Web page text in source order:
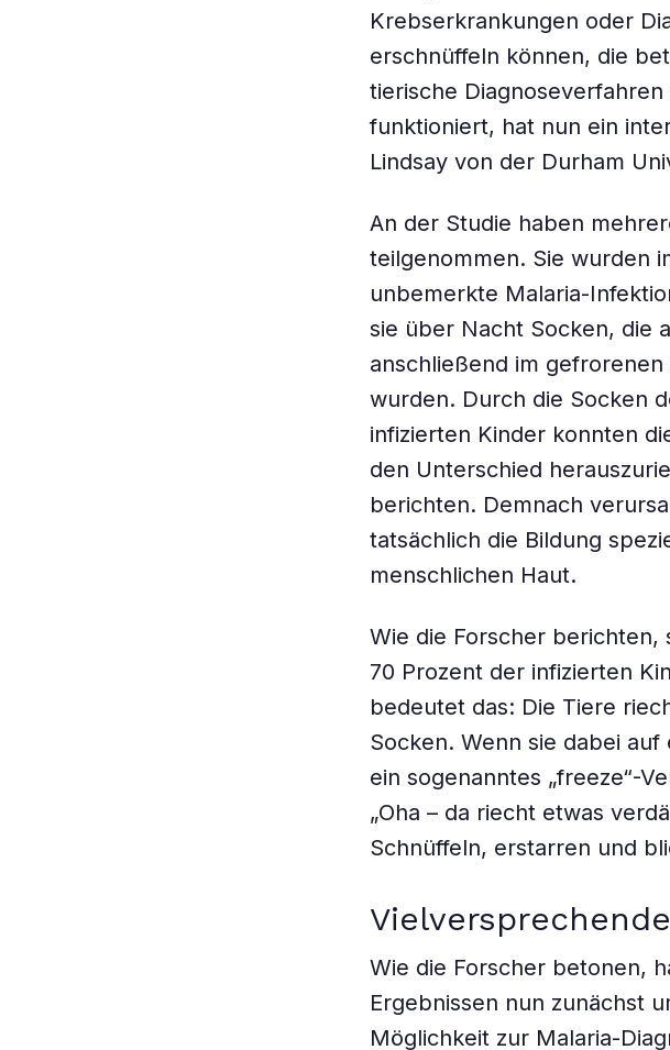
Krebserkrankungen oder
erschnüffeln können, die
tierische
funktioniert, hat nun ein
Lindsay von der Durham
An der Studie haben
teilgenommen. Sie wurden
unbemerkte Malaria-
sie über Nacht Socken, die
anschließend im
wurden. Durch die Socken
infizierten Kinder konnten
den Unterschied
berichten. Demnach
tatsächlich die Bildung
menschlichen Haut.
Wie die Forscher berichten,
70 Prozent der infizierten
bedeutet das: Die Tiere
Socken. Wenn sie dabei
ein sogenanntes „freeze“-
„Oha – da riecht etwas
Schnüffeln, erstarren und
Wie die Forscher betonen,
Ergebnissen nun zunächst
Möglichkeit zur Malaria-